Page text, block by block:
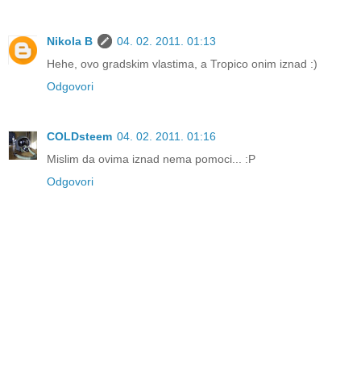
Nikola B
04. 02. 2011. 01:13
Hehe, ovo gradskim vlastima, a Tropico onim iznad :)
Odgovori
COLDsteem 04. 02. 2011. 01:16
Mislim da ovima iznad nema pomoci... :P
Odgovori